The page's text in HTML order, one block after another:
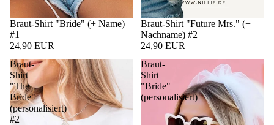
Braut-Shirt "Bride" (+ Name)
#1
24,90 EUR
Braut-Shirt "Future Mrs." (+
Nachname) #2
24,90 EUR
Braut-
Shirt
"The
Bride"
(personalisiert)
#2
Braut-
Shirt
"Bride"
(personalisiert)